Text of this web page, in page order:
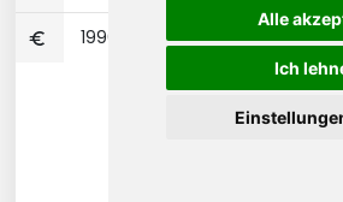
Alle
Ich
1990